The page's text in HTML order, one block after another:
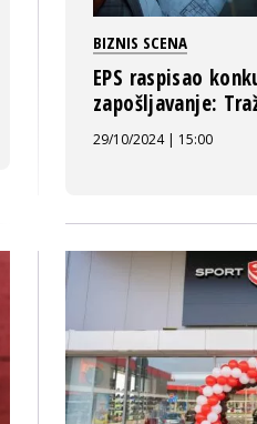
BIZNIS SCENA
EPS raspisao
zapošljavanje:
29/10/2024 | 15:00